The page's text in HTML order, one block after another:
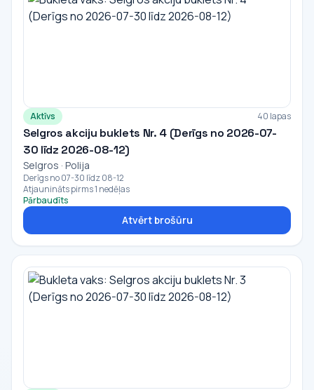
Aktīvs 40 lapas
Selgros akciju buklets Nr. 4 (Derīgs no 2026-07-
30 līdz 2026-08-12)
Selgros · Polija
Derīgs no 07-30 līdz 08-12
Atjaunināts pirms 1 nedēļas
Pārbaudīts
Atvērt brošūru